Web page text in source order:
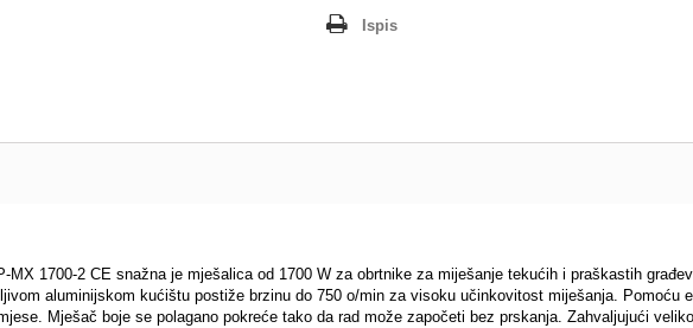
Ispis
MX 1700-2 CE snažna je mješalica od 1700 W za obrtnike za miješanje tekućih i praškastih
aluminijskom kućištu postiže brzinu do 750 o/min za visoku učinkovitost miješanja. Pomoću
Mješač boje se polagano pokreće tako da rad može započeti bez prskanja. Zahvaljujući